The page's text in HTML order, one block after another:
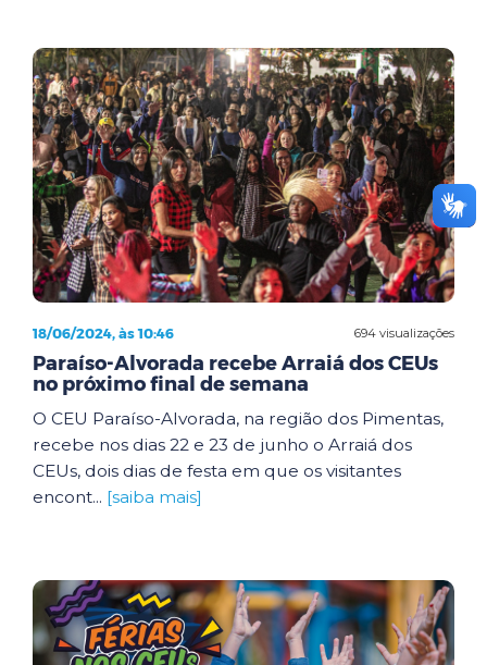
694 visualizações
18/06/2024, às 10:46
Paraíso-Alvorada recebe Arraiá dos CEUs
no próximo final de semana
O CEU Paraíso-Alvorada, na região dos Pimentas,
recebe nos dias 22 e 23 de junho o Arraiá dos
CEUs, dois dias de festa em que os visitantes
encont... [saiba mais]